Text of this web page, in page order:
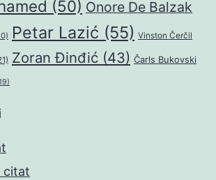
(50) Onore De Balzak
Petar Lazić (55) Vinston Čerčil
Zoran Đinđić (43) Čarls Bukovski
citat